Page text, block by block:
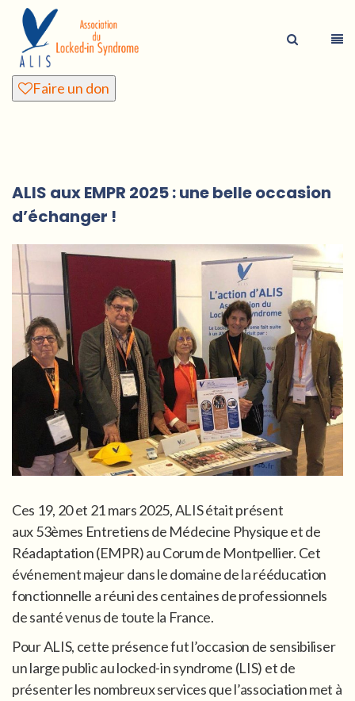
Faire un don
ALIS aux EMPR 2025 : une belle occasion
d’échanger !
Ces 19, 20 et 21 mars 2025, ALIS était présent
aux 53èmes Entretiens de Médecine Physique et de
Réadaptation (EMPR) au Corum de Montpellier. Cet
événement majeur dans le domaine de la rééducation
fonctionnelle a réuni des centaines de professionnels
de santé venus de toute la France.
Pour ALIS, cette présence fut l’occasion de sensibiliser
un large public au locked-in syndrome (LIS) et de
présenter les nombreux services que l’association met à